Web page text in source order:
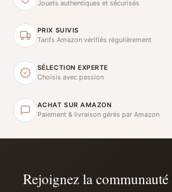
Jouets authentiques et sécurisés
PRIX SUIVIS
Tarifs Amazon vérifiés régulièrement
SÉLECTION EXPERTE
Choisis avec passion
ACHAT SUR AMAZON
Paiement & livraison gérés par Amazon
Rejoignez la communauté